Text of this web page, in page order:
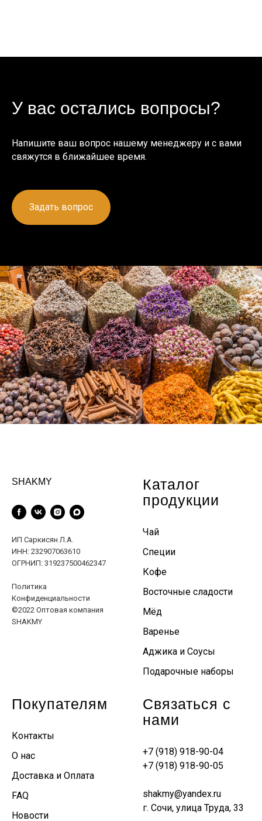
У вас остались вопросы?
Напишите ваш вопрос нашему менеджеру и с вами
свяжутся в ближайшее время.
Задать вопрос
SHAKMY
ИП Саркисян Л.А.
ИНН: 232907063610
ОГРНИП: 319237500462347
Политика
Конфиденциальности
©2022 Оптовая компания
SHAKMY
Каталог
продукции
Чай
Специи
Кофе
Восточные сладости
Мёд
Варенье
Аджика и Соусы
Подарочные наборы
Покупателям
Контакты
О нас
Доставка и Оплата
FAQ
Новости
Связаться с
нами
+7 (918) 918-90-04
+7 (918) 918-90-05
shakmy@yandex.ru
г. Сочи, улица Труда, 33